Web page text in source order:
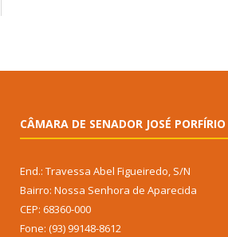
CÂMARA DE SENADOR JOSÉ PORFÍRIO
End.: Travessa Abel Figueiredo, S/N
Bairro: Nossa Senhora de Aparecida
CEP: 68360-000
Fone: (93) 99148-8612